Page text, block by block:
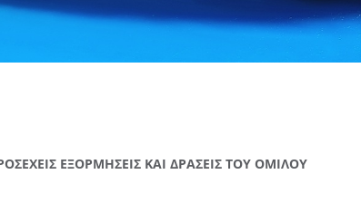
ΕΞΟΡΜΗΣΕΙΣ ΚΑΙ ΔΡΑΣΕΙΣ ΤΟΥ ΟΜΙΛΟΥ